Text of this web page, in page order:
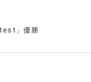
」優勝